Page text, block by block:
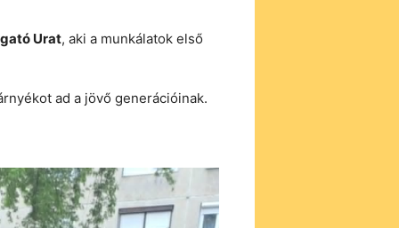
Urat, aki a munkálatok első
ad a jövő generációinak.